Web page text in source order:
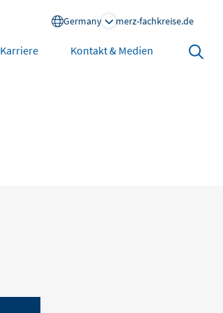
Germany merz-fachkreise.de
Karriere Kontakt & Medien Search